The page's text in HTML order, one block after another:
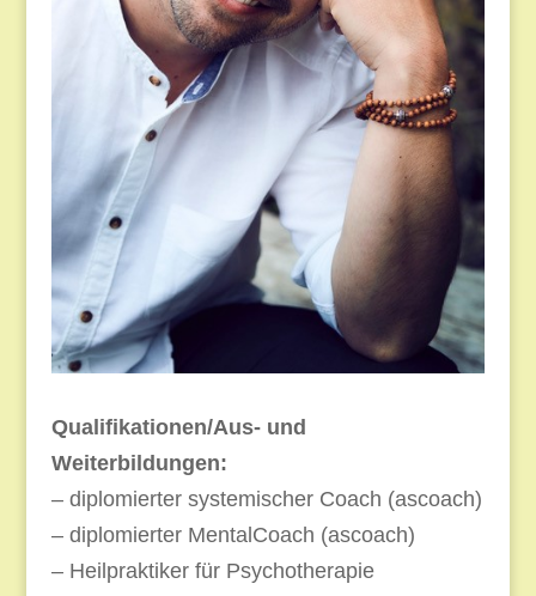
Qualifikationen/Aus- und
Weiterbildungen:
– diplomierter systemischer Coach (ascoach)
– diplomierter MentalCoach (ascoach)
– Heilpraktiker für Psychotherapie